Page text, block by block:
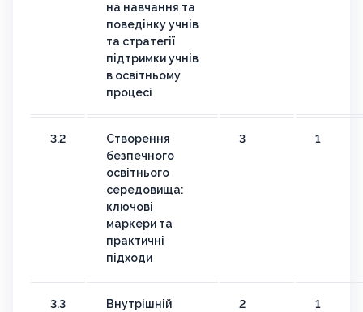
на навчання та
поведінку учнів
та стратегії
підтримки учнів
в освітньому
процесі
3.2
Створення
безпечного
освітнього
середовища:
ключові
маркери та
практичні
підходи
3 1
3.3
Внутрішній
2 1